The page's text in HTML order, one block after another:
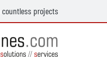
projects